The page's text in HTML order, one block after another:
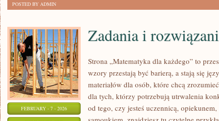
POSTED BY ADMIN
FEBRUARY - 7 - 2026
Zadania i
Strona „Matematyka dla każdego” to
wzory przestają być barierą, a stają się
materiałów dla osób, które chcą
dla tych, którzy potrzebują utrwalenia
od tego, czy jesteś uczennicą,